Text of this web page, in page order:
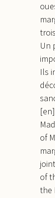
Un
Ils
[en]
of
of
the